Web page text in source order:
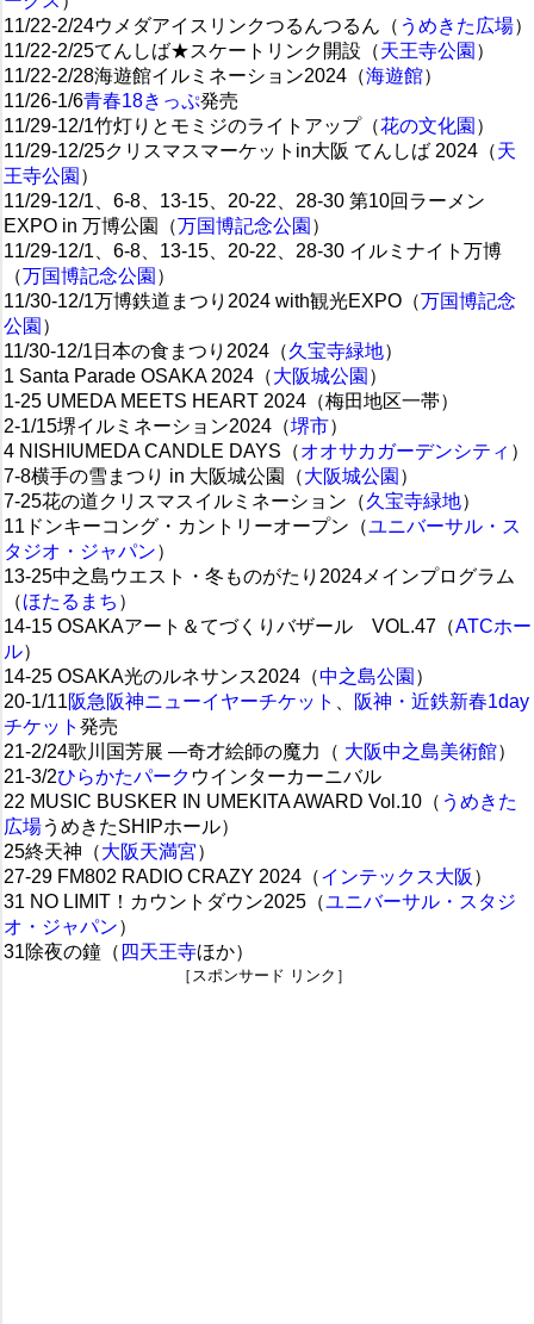
11/22-2/24ウメダアイスリンクつるんつるん（ うめきた広場）
11/22-2/25てんしば★スケートリンク開設（天王寺公園 ）
11/22-2/28海遊館イルミネーション2024（海遊館）
11/26-1/6青春18きっぷ発売
11/29-12/1竹灯りとモミジのライトアップ（花の文化園 ）
11/29-12/25クリスマスマーケットin大阪 てんしば 2024（天
王寺公園 ）
11/29-12/1、6-8、13-15、20-22、28-30 第10回ラーメン
EXPO in 万博公園（万国博記念公園 ）
11/29-12/1、6-8、13-15、20-22、28-30 イルミナイト万博
（万国博記念公園 ）
11/30-12/1万博鉄道まつり2024 with観光EXPO（万国博記念
公園 ）
11/30-12/1日本の食まつり2024（久宝寺緑地）
1 Santa Parade OSAKA 2024 （大阪城公園 ）
1-25 UMEDA MEETS HEART 2024（梅田地区一帯）
2-1/15堺イルミネーション2024（堺市）
4 NISHIUMEDA CANDLE DAYS（オオサカガーデンシティ ）
7-8横手の雪まつり in 大阪城公園（大阪城公園 ）
7-25花の道クリスマスイルミネーション（久宝寺緑地）
11ドンキーコング・カントリーオープン（ユニバーサル・ス
タジオ・ジャパン）
13-25中之島ウエスト・冬ものがたり2024メインプログラム
（ほたるまち ）
14-15 OSAKAアート＆てづくりバザール VOL.47（ATCホー
ル）
14-25 OSAKA光のルネサンス2024（中之島公園 ）
20-1/11阪急阪神ニューイヤーチケット
阪神・近鉄新春1day
チケット 発売
21-2/24歌川国芳展 ―奇才絵師の魔力（ 大阪中之島美術館）
21-3/2ひらかたパーク ウインターカーニバル
22 MUSIC BUSKER IN UMEKITA AWARD Vol.10（ うめきた
広場うめきたSHIPホール）
25終天神（大阪天満宮）
27-29 FM802 RADIO CRAZY 2024（インテックス大阪 ）
31 NO LIMIT！カウントダウン2025（ユニバーサル・スタジ
オ・ジャパン）
31除夜の鐘（ 四天王寺ほか）
［スポンサード リンク］